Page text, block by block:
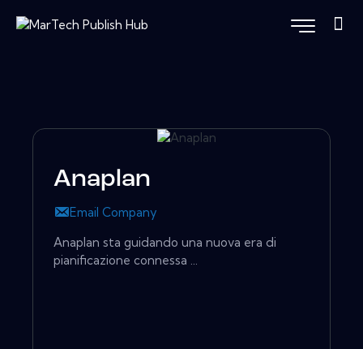
Anaplan
Email Company
Anaplan sta guidando una nuova era di
pianificazione connessa ...